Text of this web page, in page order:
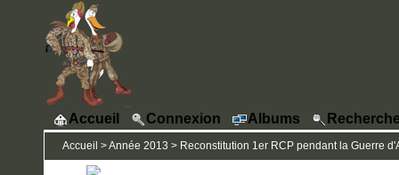
Accueil Connexion Albums
Accueil >Année 2013 > Reconstitution 1er RCP pendant la Guerre